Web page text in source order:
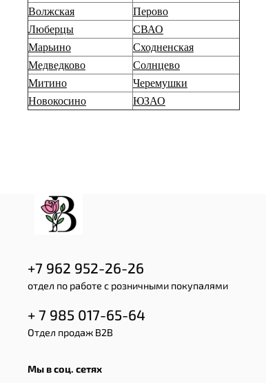
Волжская
Перово
Люберцы
СВАО
Марьино
Сходненская
Медведково
Солнцево
Митино
Черемушки
Новокосино
ЮЗАО
+7 962 952-26-26
отдел по работе с розничными покупалями
+ 7 985 017-65-64
Отдел продаж B2B
Мы в соц. сетях